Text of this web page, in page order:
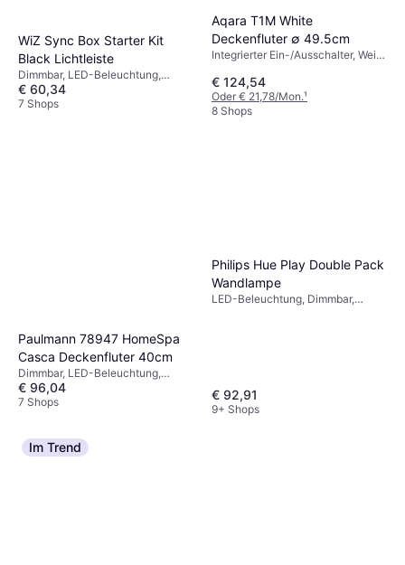
WiZ Sync Box Starter Kit
Black Lichtleiste
Dimmbar, LED-Beleuchtung,
Schwarz
€ 60,34
7 Shops
Aqara T1M White
Deckenfluter ∅ 49.5cm
Integrierter Ein-/Ausschalter, Weiß,
€ 124,54
Oder € 21,78/Mon.¹
8 Shops
Paulmann 78947 HomeSpa
Casca Deckenfluter 40cm
Dimmbar, LED-Beleuchtung,
Silber, Weiß, Schwarz, Metall, IP-
Schutzart: IP20
€ 96,04
7 Shops
Philips Hue Play Double Pack
Wandlampe
LED-Beleuchtung, Dimmbar,
€ 92,91
9+ Shops
Im Trend